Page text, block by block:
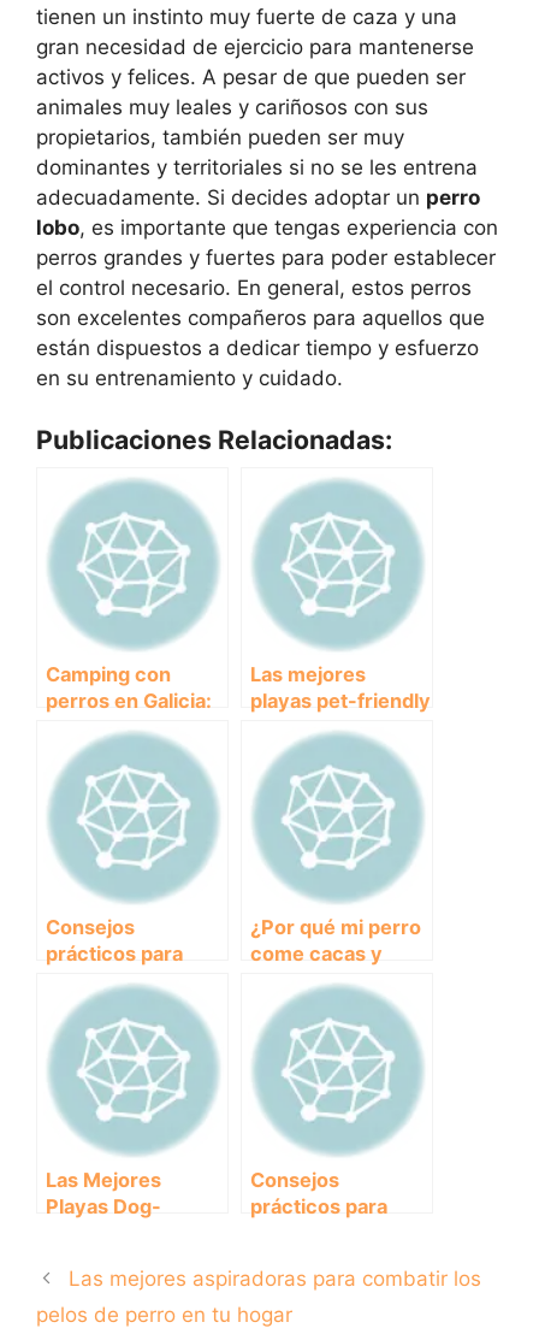
tienen un instinto muy fuerte de caza y una
gran necesidad de ejercicio para mantenerse
activos y felices. A pesar de que pueden ser
animales muy leales y cariñosos con sus
propietarios, también pueden ser muy
dominantes y territoriales si no se les entrena
adecuadamente. Si decides adoptar un perro
lobo, es importante que tengas experiencia con
perros grandes y fuertes para poder establecer
el control necesario. En general, estos perros
son excelentes compañeros para aquellos que
están dispuestos a dedicar tiempo y esfuerzo
en su entrenamiento y cuidado.
Publicaciones Relacionadas:
Camping con
perros en Galicia:
Una escapada
ideal para amantes
de los animales.
Las mejores
playas pet-friendly
del País Vasco
para disfrutar con
tu perro
Consejos
prácticos para
enseñarle a tu
cachorro a hacer
sus necesidades
fuera de casa
¿Por qué mi perro
come cacas y
cómo evitarlo?
Las Mejores
Playas Dog-
Disfrutar con tu
Perro
Consejos
prácticos para
situaciones
inapropiadas.
Las mejores aspiradoras para combatir los
pelos de perro en tu hogar